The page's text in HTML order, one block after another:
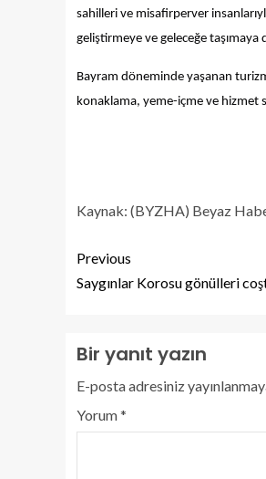
sahilleri ve misafirperver
geliştirmeye ve geleceğe taşımaya
Bayram döneminde yaşanan
konaklama, yeme-içme ve hizmet
Kaynak: (BYZHA) Beyaz
Previous
Saygınlar Korosu gönülleri
Bir yanıt yazın
E-posta adresiniz
Yorum*